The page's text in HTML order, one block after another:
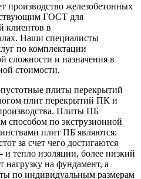
производство железобетонных
ГОСТ для
клиентов в
Наши специалисты
по комплектации
сложности и назначения в
стоимости.
плиты перекрытий
плит перекрытий ПК и
Плиты ПБ
способом по экструзионной
плит ПБ являются:
за счет чего достигаются
и тепло изоляции, более низкий
нагрузку на фундамент, а
по индивидуальным размерам